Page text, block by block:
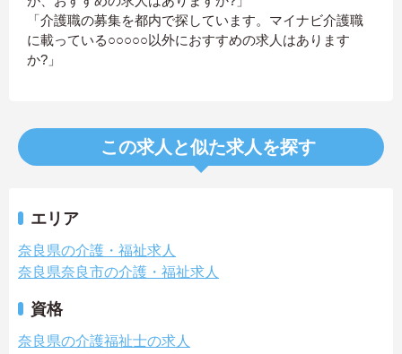
「介護職の募集を都内で探しています。マイナビ介護職
に載っている○○○○○以外におすすめの求人はあります
か?」
この求人と似た求人を探す
エリア
奈良県の介護・福祉求人
奈良県奈良市の介護・福祉求人
資格
奈良県の介護福祉士の求人